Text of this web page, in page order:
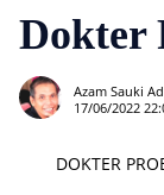
Dokter
Azam Sauki
17/06/2022
DOKTER